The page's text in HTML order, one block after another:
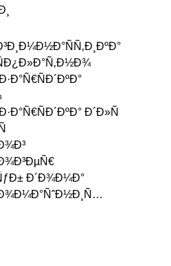
Ð´Ð»Ñ
Ð´Ð¾Ð¼Ð°